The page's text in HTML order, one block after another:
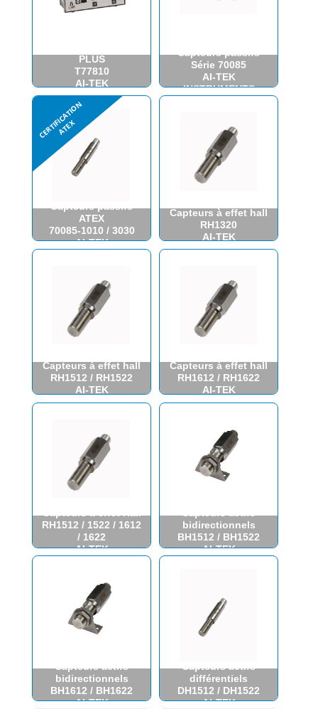
PLUS
T77810
AI-TEK
INSTRUMENTS
Capteurs passifs
Série 70085
AI-TEK
INSTRUMENTS
Capteurs passifs
ATEX
70085-1010 / 3030
AI-TEK
Capteurs à effet hall
RH1320
AI-TEK
Capteurs à effet hall
RH1512 / RH1522
AI-TEK
Capteurs à effet hall
RH1612 / RH1622
AI-TEK
RH1512 / 1522 / 1612
/ 1622
AI-TEK
bidirectionnels
BH1512 / BH1522
AI-TEK
Capteurs actifs
bidirectionnels
BH1612 / BH1622
AI-TEK
Capteurs actifs
différentiels
DH1512 / DH1522
AI-TEK